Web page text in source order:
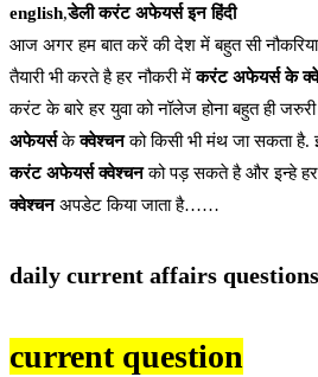
english,डेली करंट अफेयर्स इन हिंदी
आज अगर हम बात करें की देश में बहुत सी
तैयारी भी करते है हर नौकरी मेंकरंट अफेयर्स के
करंट के बारे हर युवा को नॉलेज होना बहुत ही जरुरी
अफेयर्सकेक्वेश्चनको किसी भी मंथ जा सकता
करंट अफेयर्स क्वेश्चनको पड़ सकते है और इन्हे
क्वेश्चनअपडेट किया जाता है……
daily current affairs questions
current question